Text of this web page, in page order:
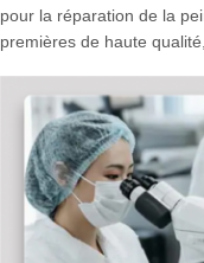
pour la réparation de la
premières de haute